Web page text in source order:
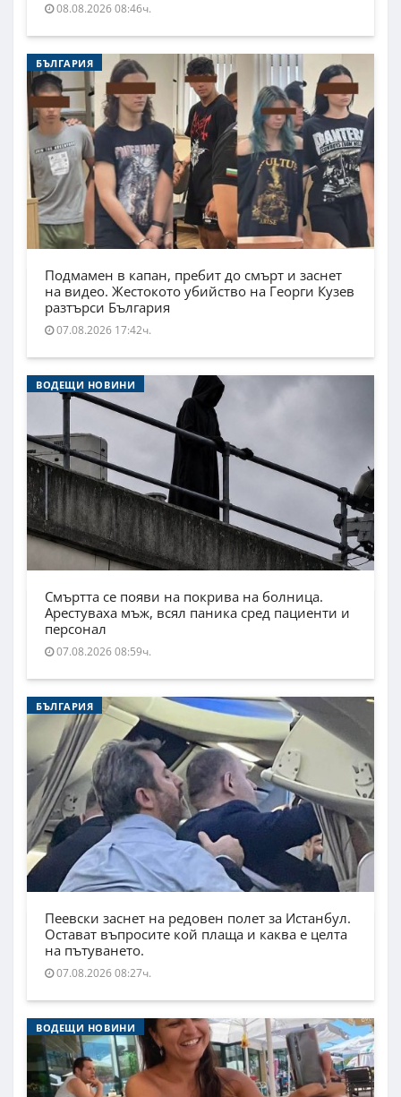
08.08.2026 08:46ч.
БЪЛГАРИЯ
Подмамен в капан, пребит до смърт и заснет
на видео. Жестокото убийство на Георги Кузев
разтърси България
07.08.2026 17:42ч.
ВОДЕЩИ НОВИНИ
Смъртта се появи на покрива на болница.
Арестуваха мъж, всял паника сред пациенти и
персонал
07.08.2026 08:59ч.
БЪЛГАРИЯ
Пеевски заснет на редовен полет за Истанбул.
Остават въпросите кой плаща и каква е целта
на пътуването.
07.08.2026 08:27ч.
ВОДЕЩИ НОВИНИ